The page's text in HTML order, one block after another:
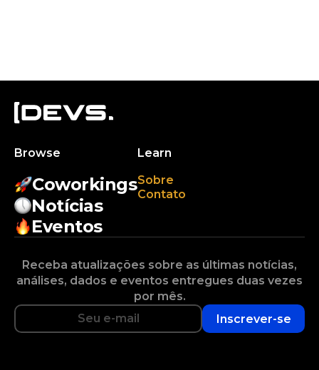
Browse
Coworkings
Notícias
Eventos
Learn
Sobre
Contato
Receba atualizações sobre as últimas notícias,
análises, dados e eventos entregues duas vezes
por mês.
Inscrever-se